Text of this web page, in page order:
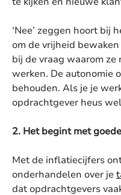
‘Nee’ zeggen hoort bij
om de vrijheid bewaken
bij de vraag waarom
werken. De autonomie
behouden. Als je je
opdrachtgever heus
2. Het begint met
Met de inflatiecijfers
onderhandelen over je
dat opdrachtgevers